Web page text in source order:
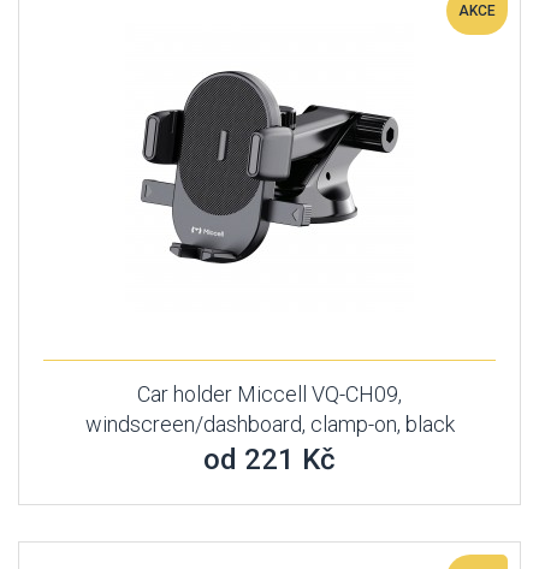
AKCE
Car holder Miccell VQ-CH09,
windscreen/dashboard, clamp-on, black
od 221 Kč